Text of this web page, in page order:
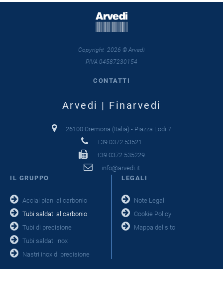
Copyright 2026 © Arvedi
PIVA 04587230154
CONTATTI
Arvedi | Finarvedi
26100 Cremona (Italia) - Piazza Lodi 7
+39 0372 53521
+39 0372 535229
info@arvedi.it
IL GRUPPO
Acciai piani al carbonio
Tubi saldati al carbonio
Tubi di precisione
Tubi saldati inox
Nastri inox di precisione
LEGALI
Note Legali
Cookie Policy
Mappa del sito